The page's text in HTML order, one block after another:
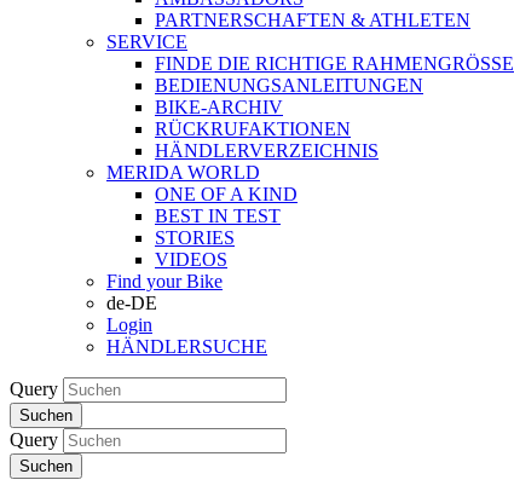
PARTNERSCHAFTEN & ATHLETEN
SERVICE
FINDE DIE RICHTIGE RAHMENGRÖSSE
BEDIENUNGSANLEITUNGEN
BIKE-ARCHIV
RÜCKRUFAKTIONEN
HÄNDLERVERZEICHNIS
MERIDA WORLD
ONE OF A KIND
BEST IN TEST
STORIES
VIDEOS
Find your Bike
de-DE
Login
HÄNDLERSUCHE
Query
Suchen
Query
Suchen